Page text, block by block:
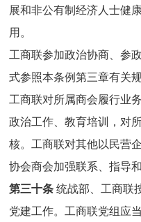
展和非公有制经济人士健
用。
工商联参加政治协商、参
式参照本条例第三章有关
工商联对所属商会履行业
政治工作、教育培训，对
核。工商联对其他以民营
协会商会加强联系、指导和
第三十条 统战部、工商联
党建工作。工商联党组应